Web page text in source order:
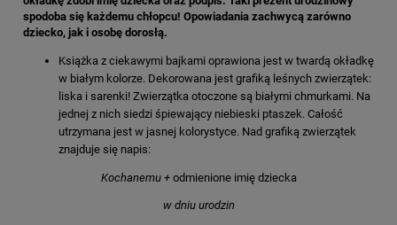
spodoba się każdemu chłopcu! Opowiadania zachwycą zarówno
dziecko, jak i osobę dorosłą.
Książka z ciekawymi bajkami oprawiona jest w twardą okładkę
w białym kolorze. Dekorowana jest grafiką leśnych zwierzątek:
liska i sarenki! Zwierzątka otoczone są białymi chmurkami. Na
jednej z nich siedzi śpiewający niebieski ptaszek. Całość
utrzymana jest w jasnej kolorystyce. Nad grafiką zwierzątek
znajduje się napis:
Kochanemu + odmienione imię dziecka
w dniu urodzin